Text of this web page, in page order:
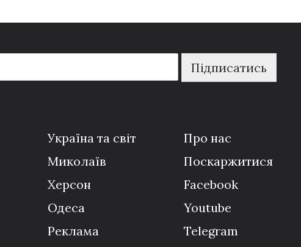
Підписатись
Україна та світ
Миколаїв
Херсон
Одеса
Реклама
Про нас
Поскаржитися
Facebook
Youtube
Telegram